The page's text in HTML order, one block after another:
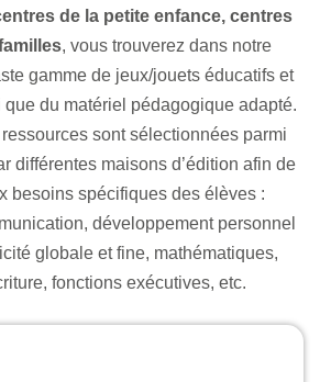
de la petite enfance, centres
, vous trouverez dans notre
gamme de jeux/jouets éducatifs et
que du matériel pédagogique adapté.
sont sélectionnées parmi
différentes maisons d’édition afin de
besoins spécifiques des élèves :
développement personnel
globale et fine, mathématiques,
fonctions exécutives, etc.